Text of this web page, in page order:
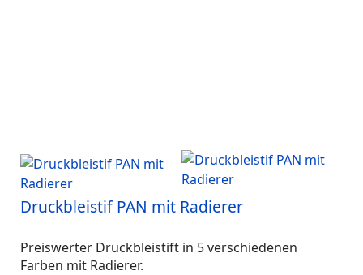
Druckbleistif PAN mit Radierer
Preiswerter Druckbleistift in 5 verschiedenen
Farben mit Radierer.